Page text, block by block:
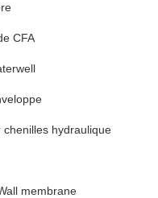
CFA
chenilles hydraulique
membrane